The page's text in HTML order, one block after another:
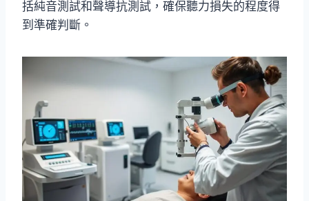
括純音測試和聲導抗測試，確保聽力損失的程度得
到準確判斷。